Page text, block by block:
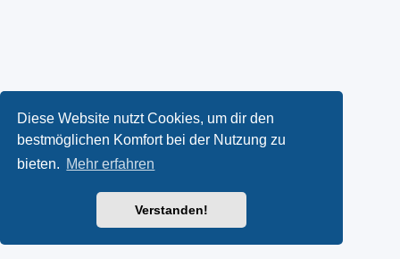
Diese Website nutzt Cookies, um dir den
bestmöglichen Komfort bei der Nutzung zu
bieten. Mehr erfahren
Verstanden!